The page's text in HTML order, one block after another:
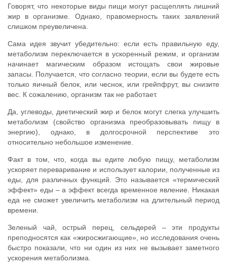
Говорят, что некоторые виды пищи могут расщеплять лишний
жир в организме. Однако, правомерность таких заявлений
слишком преувеличена.
Сама идея звучит убедительно: если есть правильную еду,
метаболизм переключается в ускоренный режим, и организм
начинает магическим образом истощать свои жировые
запасы. Получается, что согласно теории, если вы будете есть
только яичный белок, или чеснок, или грейпфрут, вы снизите
вес. К сожалению, организм так не работает.
Да, углеводы, диетический жир и белок могут слегка улучшить
метаболизм (свойство организма преобразовывать пищу в
энергию), однако, в долгосрочной перспективе это
относительно небольшое изменение.
Факт в том, что, когда вы едите любую пищу, метаболизм
ускоряет переваривание и использует калории, полученные из
еды, для различных функций. Это называется «термический
эффект» еды – а эффект всегда временное явление. Никакая
еда не сможет увеличить метаболизм на длительный период
времени.
Зеленый чай, острый перец, сельдерей – эти продукты
преподносятся как «жиросжигающие», но исследования очень
быстро показали, что ни один из них не вызывает заметного
ускорения метаболизма.